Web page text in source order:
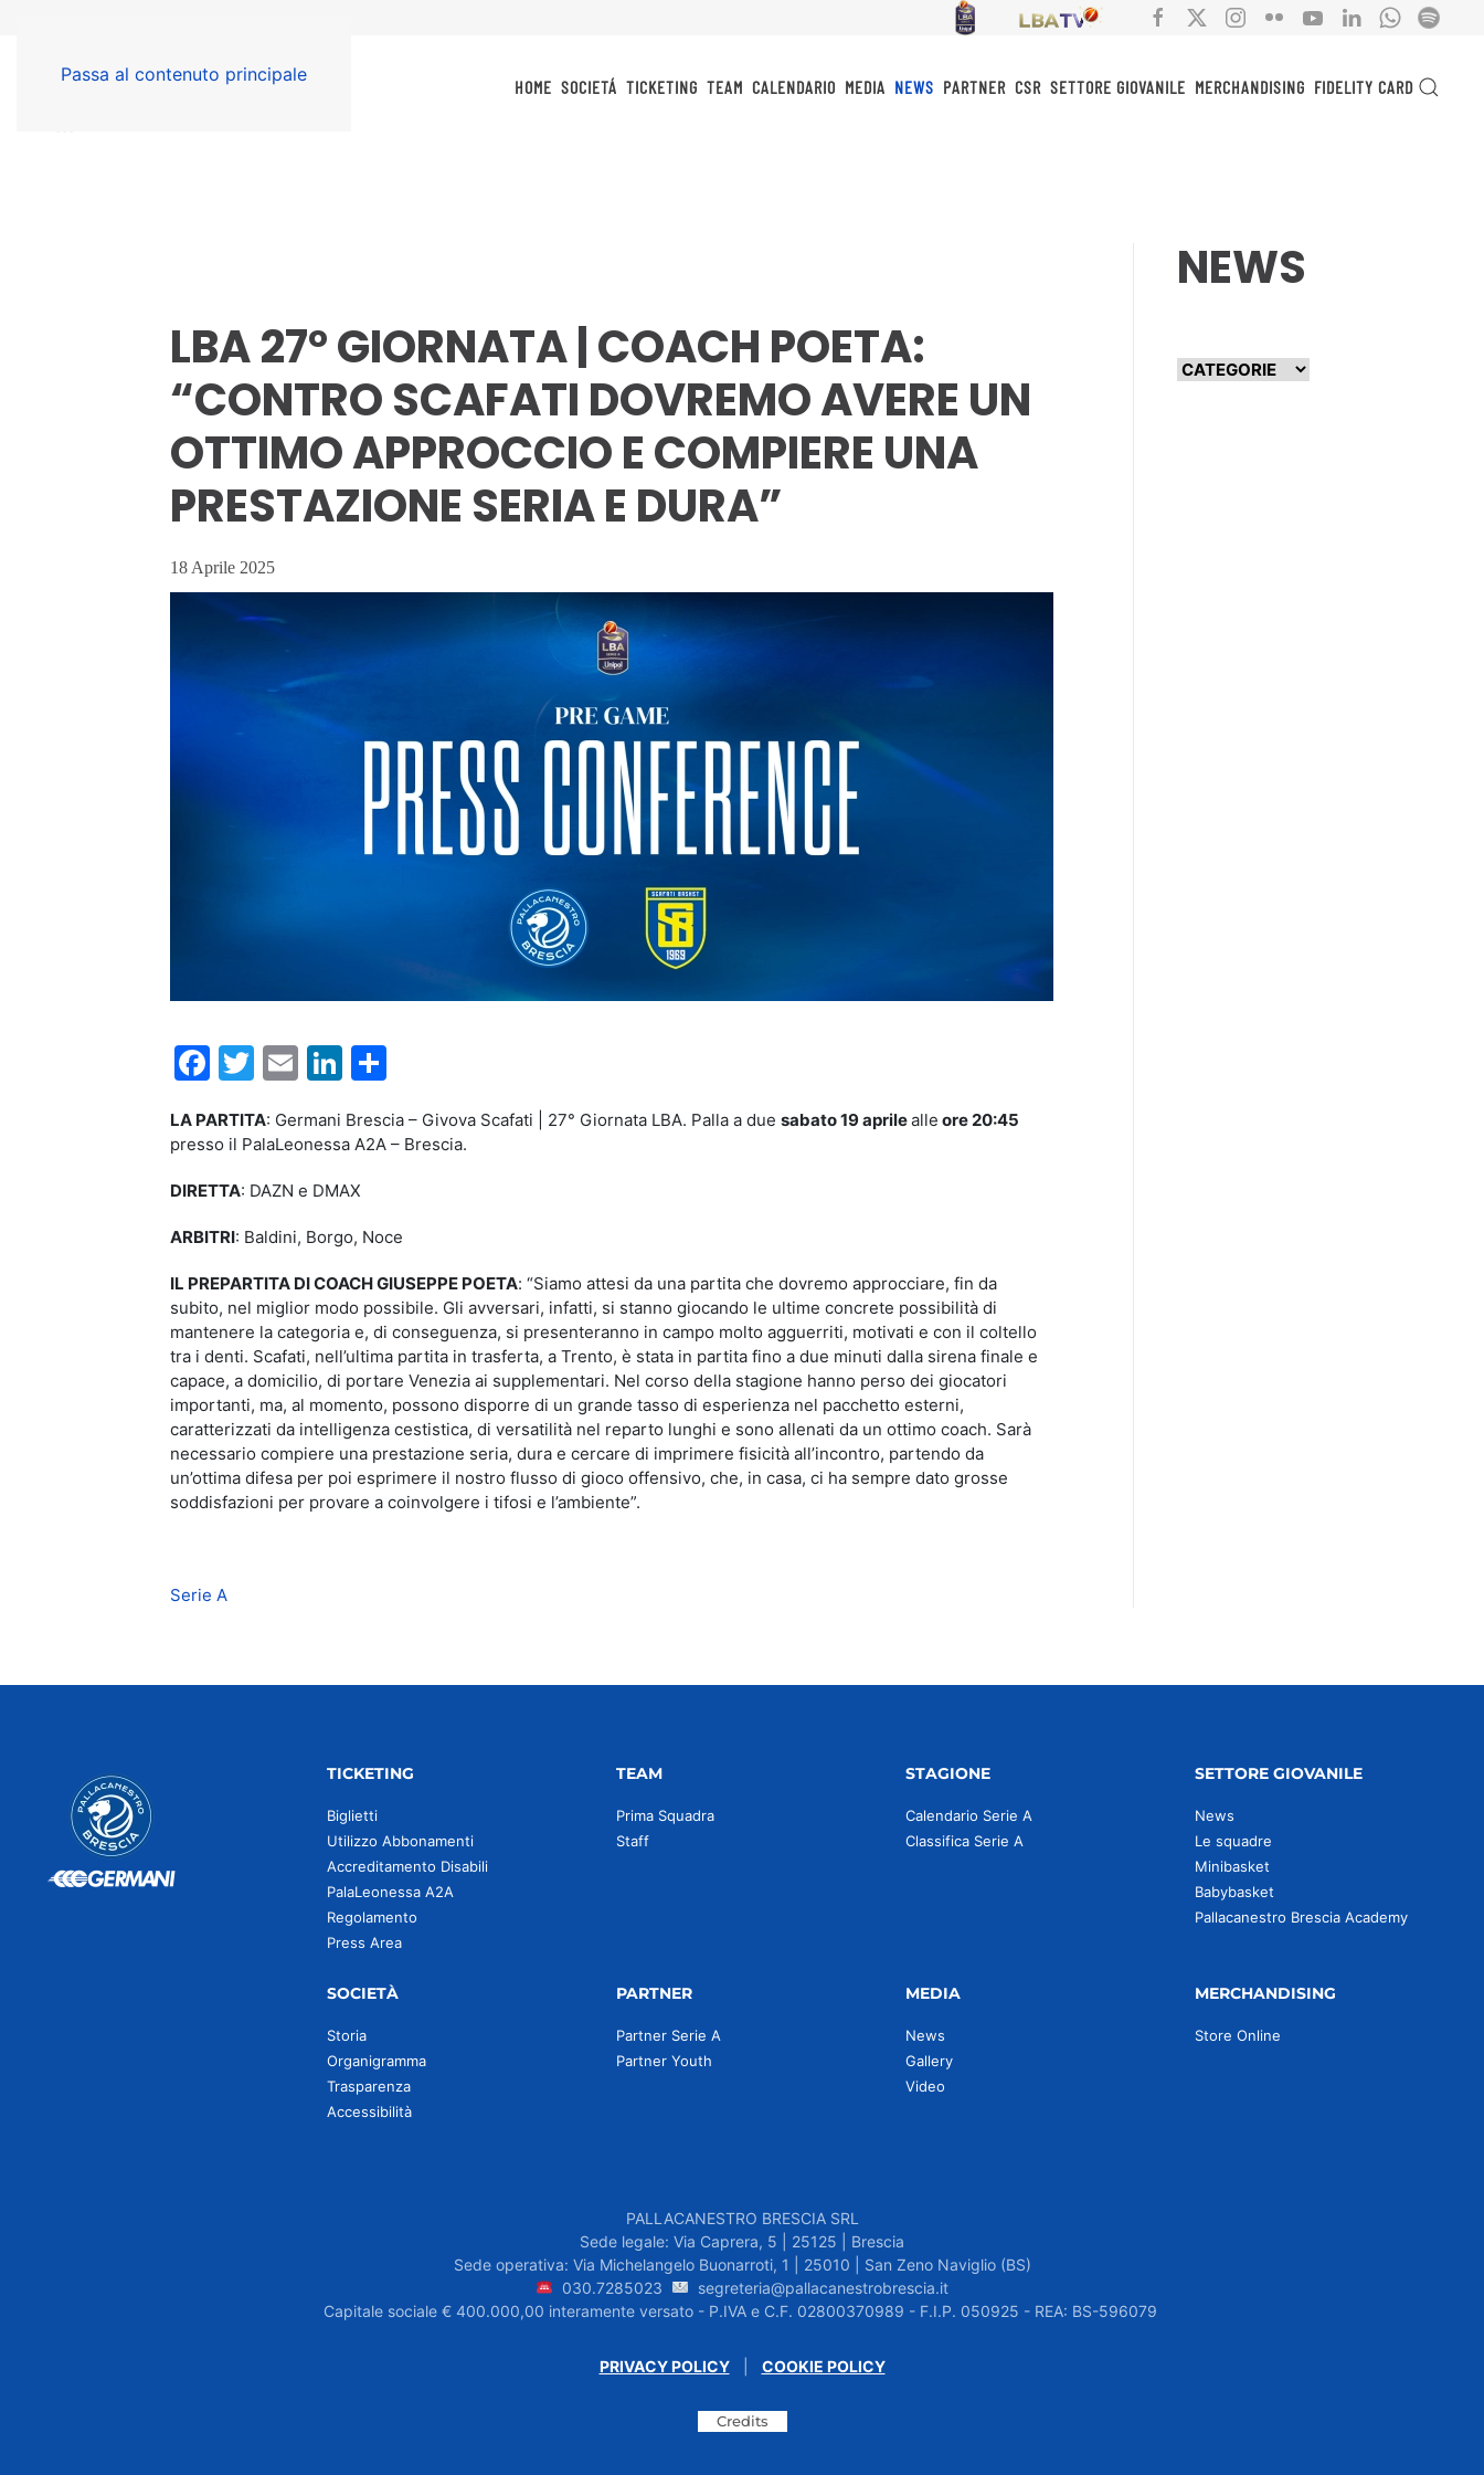
Passa al contenuto principale
HOME SOCIETÁ TICKETING TEAM CALENDARIO MEDIA NEWS PARTNER CSR SETTORE GIOVANILE MERCHANDISING FIDELITY CARD
LBA 27° GIORNATA | COACH POETA:
“CONTRO SCAFATI DOVREMO AVERE UN
OTTIMO APPROCCIO E COMPIERE UNA
PRESTAZIONE SERIA E DURA”
18 Aprile 2025
Facebook
Twitter
EmailLinkedIn
LA PARTITA: Germani Brescia – Givova Scafati | 27° Giornata LBA. Palla a due sabato 19 aprilealle ore 20:45
presso il PalaLeonessa A2A – Brescia.
DIRETTA: DAZN e DMAX
ARBITRI: Baldini, Borgo, Noce
IL PREPARTITA DI COACH GIUSEPPE POETA: “Siamo attesi da una partita che dovremo approcciare, fin da
subito, nel miglior modo possibile. Gli avversari, infatti, si stanno giocando le ultime concrete possibilità di
mantenere la categoria e, di conseguenza, si presenteranno in campo molto agguerriti, motivati e con il coltello
tra i denti. Scafati, nell’ultima partita in trasferta, a Trento, è stata in partita fino a due minuti dalla sirena finale e
capace, a domicilio, di portare Venezia ai supplementari. Nel corso della stagione hanno perso dei giocatori
importanti, ma, al momento, possono disporre di un grande tasso di esperienza nel pacchetto esterni,
caratterizzati da intelligenza cestistica, di versatilità nel reparto lunghi e sono allenati da un ottimo coach. Sarà
necessario compiere una prestazione seria, dura e cercare di imprimere fisicità all’incontro, partendo da
un’ottima difesa per poi esprimere il nostro flusso di gioco offensivo, che, in casa, ci ha sempre dato grosse
soddisfazioni per provare a coinvolgere i tifosi e l’ambiente”.
Serie A
NEWS
TICKETING
Biglietti
Utilizzo Abbonamenti
Accreditamento Disabili
PalaLeonessa A2A
Regolamento
Press Area
TEAM
Prima Squadra
Staff
STAGIONE
Calendario Serie A
Classifica Serie A
SETTORE GIOVANILE
News
Le squadre
Minibasket
Babybasket
Pallacanestro Brescia Academy
SOCIETÀ
Storia
Organigramma
Trasparenza
Accessibilità
PARTNER
Partner Serie A
Partner Youth
MEDIA
News
Gallery
Video
MERCHANDISING
Store Online
PALLACANESTRO BRESCIA SRL
Sede legale: Via Caprera, 5 | 25125 | Brescia
Sede operativa: Via Michelangelo Buonarroti, 1 | 25010 | San Zeno Naviglio (BS)
030.7285023
segreteria@pallacanestrobrescia.it
Capitale sociale € 400.000,00 interamente versato - P.IVA e C.F. 02800370989 - F.I.P. 050925 - REA: BS-596079
PRIVACY POLICY| COOKIE POLICY
Credits